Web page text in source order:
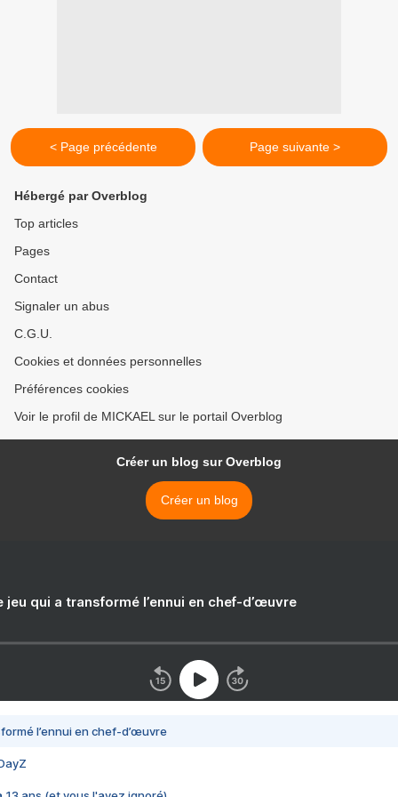
< Page précédente Page suivante >
Hébergé par Overblog
Top articles
Pages
Contact
Signaler un abus
C.G.U.
Cookies et données personnelles
Préférences cookies
Voir le profil de MICKAEL sur le portail Overblog
Créer un blog sur Overblog
Créer un blog
jeu qui a transformé l’ennui en chef-d’œuvre
l’ennui en chef-d’œuvre